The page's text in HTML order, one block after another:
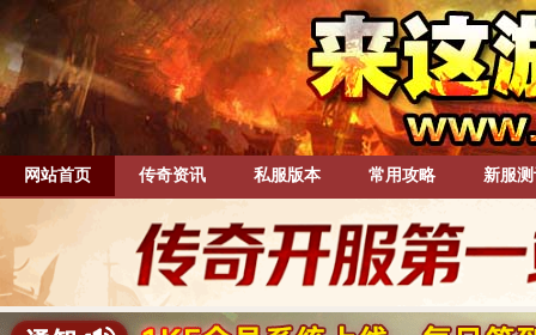
网站首页 传奇资讯 私服版本 常用攻略 新服